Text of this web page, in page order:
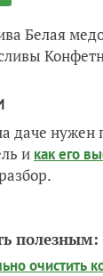
Белая
даче нужен
и как его
полезным:
очистить